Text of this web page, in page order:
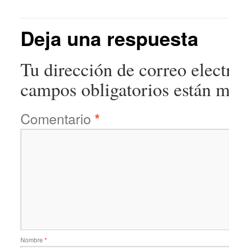
Deja una respuesta
Tu dirección de correo
campos obligatorios están
Comentario *
Nombre *